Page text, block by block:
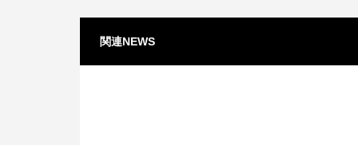
関連NEWS